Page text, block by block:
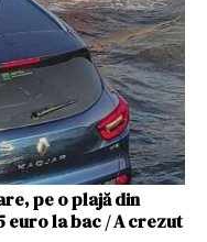
pe o plajă din
euro la bac / A crezut